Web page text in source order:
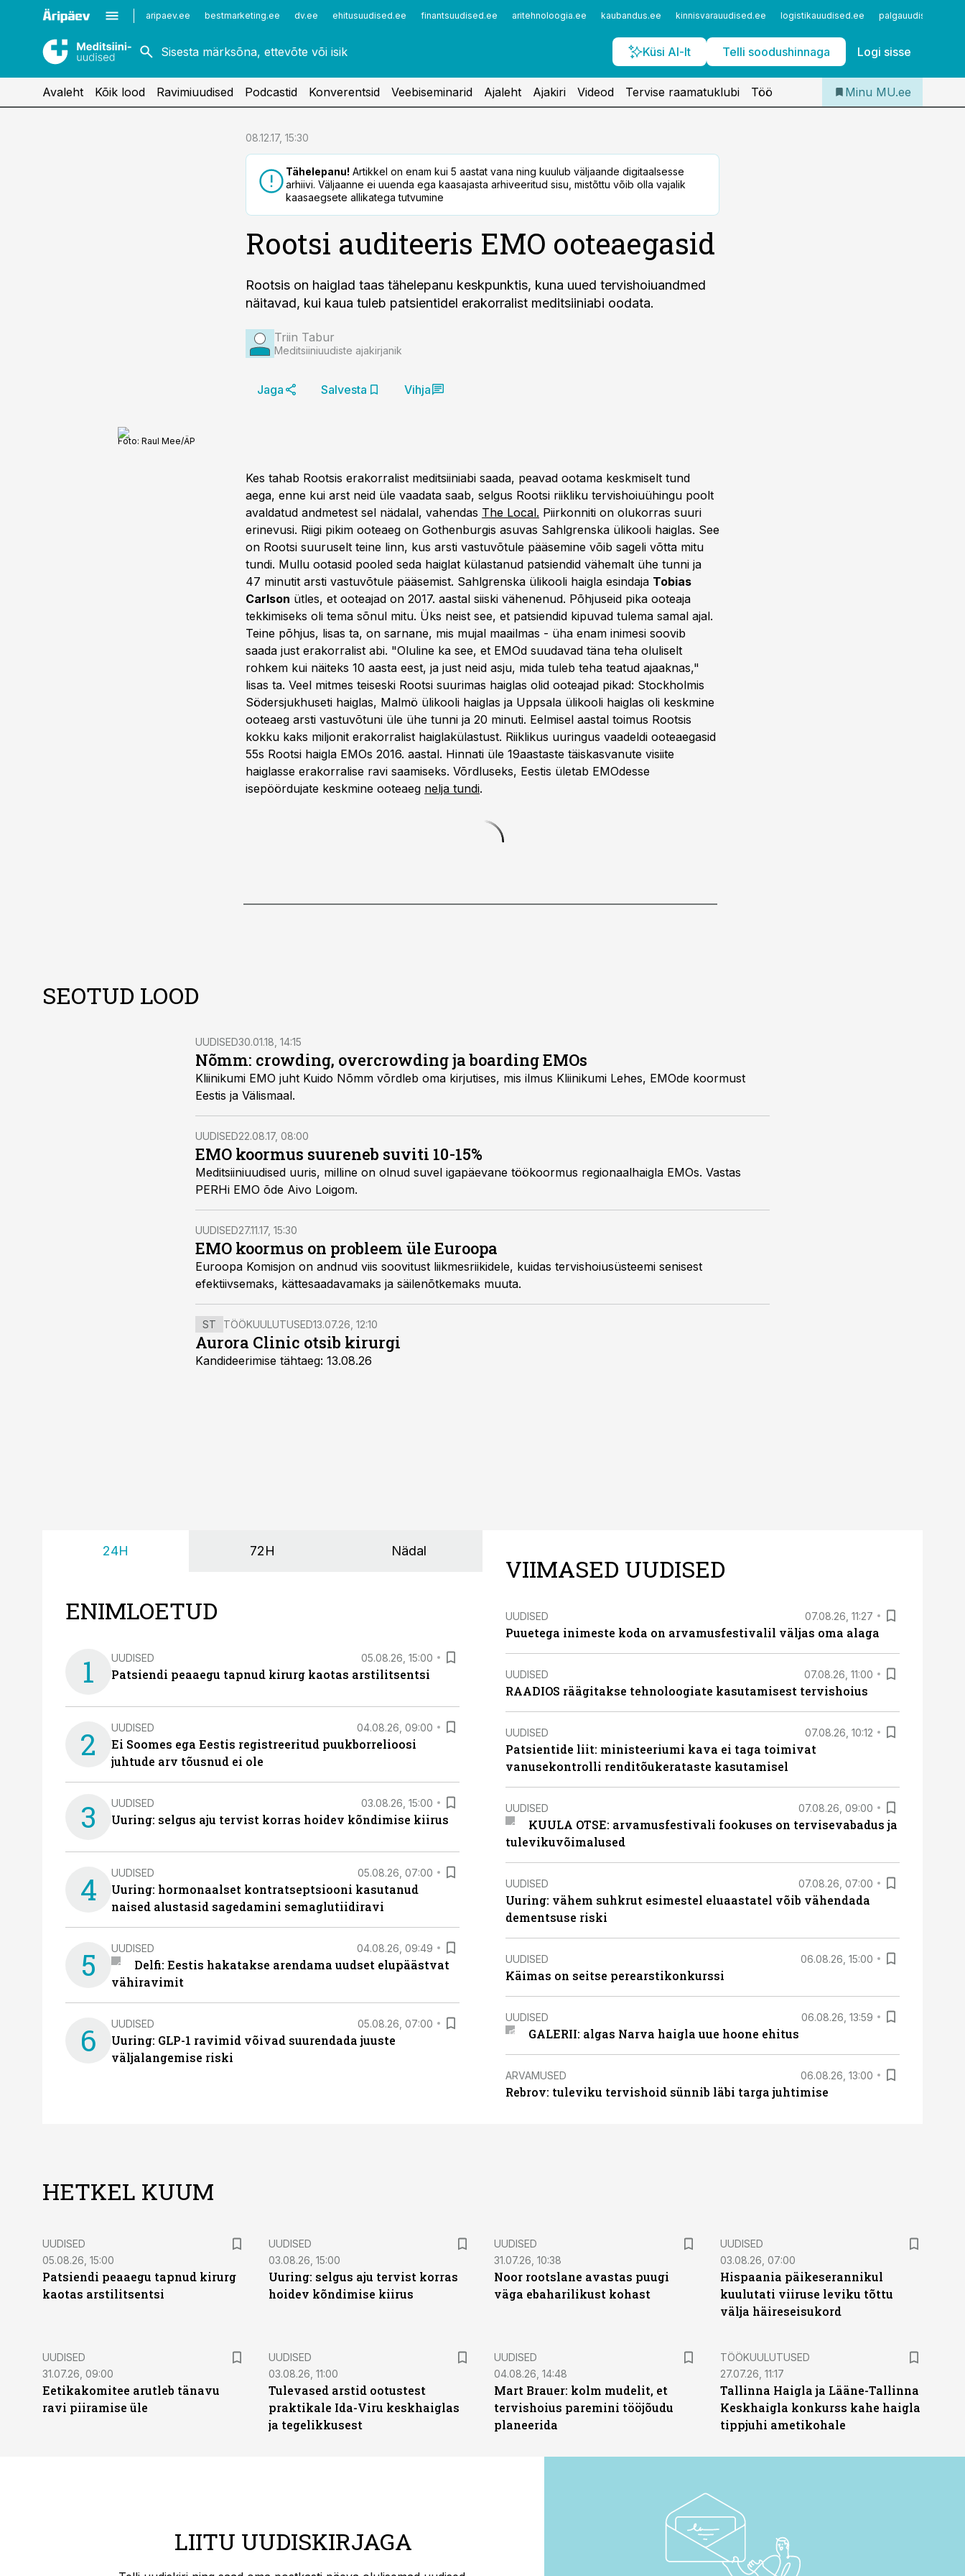
aripaev.ee bestmarketing.ee dv.ee ehitusuudised.ee finantsuudised.ee aritehnoloogia.ee kaubandus.ee kinnisvarauudised.ee logistikauudised.ee palgauudised.ee
Küsi AI-lt Telli soodushinnaga Logi sisse
Kirurgia
Naistehaigused
Vaktsineerimine
Iseteenindus
Telli Meditsiiniuudised
Avaleht Kõik lood Ravimiuudised Podcastid Konverentsid Veebiseminarid Ajaleht Ajakiri Videod Tervise raamatuklubi Töö Minu MU.ee
08.12.17, 15:30
Tähelepanu! Artikkel on enam kui 5 aastat vana ning kuulub väljaande digitaalsesse
arhiivi. Väljaanne ei uuenda ega kaasajasta arhiveeritud sisu, mistõttu võib olla vajalik
kaasaegsete allikatega tutvumine
Rootsi auditeeris EMO ooteaegasid
Rootsis on haiglad taas tähelepanu keskpunktis, kuna uued tervishoiuandmed
näitavad, kui kaua tuleb patsientidel erakorralist meditsiiniabi oodata.
Triin Tabur
Meditsiiniuudiste ajakirjanik
Jaga Salvesta Vihja
Foto: Raul Mee/ÄP
Kes tahab Rootsis erakorralist meditsiiniabi saada, peavad ootama keskmiselt tund
aega, enne kui arst neid üle vaadata saab, selgus Rootsi riikliku tervishoiuühingu poolt
avaldatud andmetest sel nädalal, vahendas The Local. Piirkonniti on olukorras suuri
erinevusi. Riigi pikim ooteaeg on Gothenburgis asuvas Sahlgrenska ülikooli haiglas. See
on Rootsi suuruselt teine linn, kus arsti vastuvõtule pääsemine võib sageli võtta mitu
tundi. Mullu ootasid pooled seda haiglat külastanud patsiendid vähemalt ühe tunni ja
47 minutit arsti vastuvõtule pääsemist. Sahlgrenska ülikooli haigla esindaja Tobias
Carlson ütles, et ooteajad on 2017. aastal siiski vähenenud. Põhjuseid pika ooteaja
tekkimiseks oli tema sõnul mitu. Üks neist see, et patsiendid kipuvad tulema samal ajal.
Teine põhjus, lisas ta, on sarnane, mis mujal maailmas - üha enam inimesi soovib
saada just erakorralist abi. "Oluline ka see, et EMOd suudavad täna teha oluliselt
rohkem kui näiteks 10 aasta eest, ja just neid asju, mida tuleb teha teatud ajaaknas,"
lisas ta. Veel mitmes teiseski Rootsi suurimas haiglas olid ooteajad pikad: Stockholmis
Södersjukhuseti haiglas, Malmö ülikooli haiglas ja Uppsala ülikooli haiglas oli keskmine
ooteaeg arsti vastuvõtuni üle ühe tunni ja 20 minuti. Eelmisel aastal toimus Rootsis
kokku kaks miljonit erakorralist haiglakülastust. Riiklikus uuringus vaadeldi ooteaegasid
55s Rootsi haigla EMOs 2016. aastal. Hinnati üle 19aastaste täiskasvanute visiite
haiglasse erakorralise ravi saamiseks. Võrdluseks, Eestis ületab EMOdesse
isepöördujate keskmine ooteaeg nelja tundi.
SEOTUD LOOD
UUDISED30.01.18, 14:15
Nõmm: crowding, overcrowding ja boarding EMOs
Kliinikumi EMO juht Kuido Nõmm võrdleb oma kirjutises, mis ilmus Kliinikumi Lehes, EMOde koormust
Eestis ja Välismaal.
UUDISED22.08.17, 08:00
EMO koormus suureneb suviti 10-15%
Meditsiiniuudised uuris, milline on olnud suvel igapäevane töökoormus regionaalhaigla EMOs. Vastas
PERHi EMO õde Aivo Loigom.
UUDISED27.11.17, 15:30
EMO koormus on probleem üle Euroopa
Euroopa Komisjon on andnud viis soovitust liikmesriikidele, kuidas tervishoiusüsteemi senisest
efektiivsemaks, kättesaadavamaks ja säilenõtkemaks muuta.
ST TÖÖKUULUTUSED13.07.26, 12:10
Aurora Clinic otsib kirurgi
Kandideerimise tähtaeg: 13.08.26
24H 72H Nädal
ENIMLOETUD
1 UUDISED 05.08.26, 15:00
Patsiendi peaaegu tapnud kirurg kaotas arstilitsentsi
2 UUDISED 04.08.26, 09:00
Ei Soomes ega Eestis registreeritud puukborrelioosi
juhtude arv tõusnud ei ole
3 UUDISED 03.08.26, 15:00
Uuring: selgus aju tervist korras hoidev kõndimise kiirus
4 UUDISED 05.08.26, 07:00
Uuring: hormonaalset kontratseptsiooni kasutanud
naised alustasid sagedamini semaglutiidiravi
5 UUDISED 04.08.26, 09:49
Delfi: Eestis hakatakse arendama uudset elupäästvat
vähiravimit
6 UUDISED 05.08.26, 07:00
Uuring: GLP-1 ravimid võivad suurendada juuste
väljalangemise riski
VIIMASED UUDISED
UUDISED 07.08.26, 11:27
Puuetega inimeste koda on arvamusfestivalil väljas oma alaga
UUDISED 07.08.26, 11:00
RAADIOS räägitakse tehnoloogiate kasutamisest tervishoius
UUDISED 07.08.26, 10:12
Patsientide liit: ministeeriumi kava ei taga toimivat
vanusekontrolli renditõukerataste kasutamisel
UUDISED 07.08.26, 09:00
KUULA OTSE: arvamusfestivali fookuses on tervisevabadus ja
tulevikuvõimalused
UUDISED 07.08.26, 07:00
Uuring: vähem suhkrut esimestel eluaastatel võib vähendada
dementsuse riski
UUDISED 06.08.26, 15:00
Käimas on seitse perearstikonkurssi
UUDISED 06.08.26, 13:59
GALERII: algas Narva haigla uue hoone ehitus
ARVAMUSED 06.08.26, 13:00
Rebrov: tuleviku tervishoid sünnib läbi targa juhtimise
HETKEL KUUM
UUDISED
05.08.26, 15:00
Patsiendi peaaegu tapnud kirurg
kaotas arstilitsentsi
UUDISED
03.08.26, 15:00
Uuring: selgus aju tervist korras
hoidev kõndimise kiirus
UUDISED
31.07.26, 10:38
Noor rootslane avastas puugi
väga ebaharilikust kohast
UUDISED
03.08.26, 07:00
Hispaania päikeserannikul
kuulutati viiruse leviku tõttu
välja häireseisukord
UUDISED
31.07.26, 09:00
Eetikakomitee arutleb tänavu
ravi piiramise üle
UUDISED
03.08.26, 11:00
Tulevased arstid ootustest
praktikale Ida-Viru keskhaiglas
ja tegelikkusest
UUDISED
04.08.26, 14:48
Mart Brauer: kolm mudelit, et
tervishoius paremini tööjõudu
planeerida
ST
TÖÖKUULUTUSED
27.07.26, 11:17
Tallinna Haigla ja Lääne-Tallinna
Keskhaigla konkurss kahe haigla
tippjuhi ametikohale
LIITU UUDISKIRJAGA